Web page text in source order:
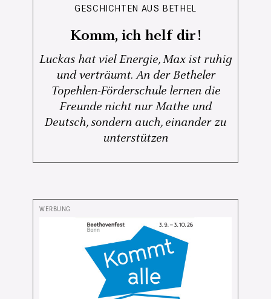
GESCHICHTEN AUS BETHEL
Komm, ich helf dir!
Luckas hat viel Energie, Max ist ruhig
und verträumt. An der Betheler
Topehlen-Förderschule lernen die
Freunde nicht nur Mathe und
Deutsch, sondern auch, einander zu
unterstützen